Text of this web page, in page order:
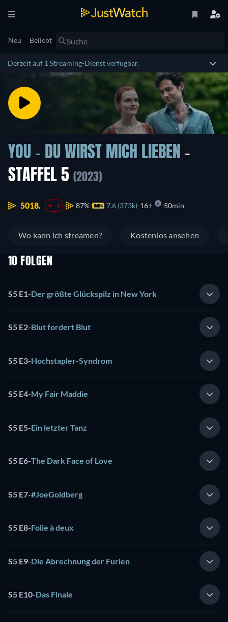
Neu Beliebt
Derzeit auf 1 Streaming-Dienst verfügbar.
YOU - DU WIRST MICH LIEBEN -
STAFFEL 5 (2023)
5018. -8 87% 7.6 (373k) 16+ 50min
Wo kann ich streamen? Kostenlos ansehen
10 FOLGEN
S5 E1-Der größte Glückspilz in New York
S5 E2-Blut fordert Blut
S5 E3-Hochstapler-Syndrom
S5 E4-My Fair Maddie
S5 E5-Ein letzter Tanz
S5 E6-The Dark Face of Love
S5 E7-#JoeGoldberg
S5 E8-Folie à deux
S5 E9-Die Abrechnung der Furien
S5 E10-Das Finale